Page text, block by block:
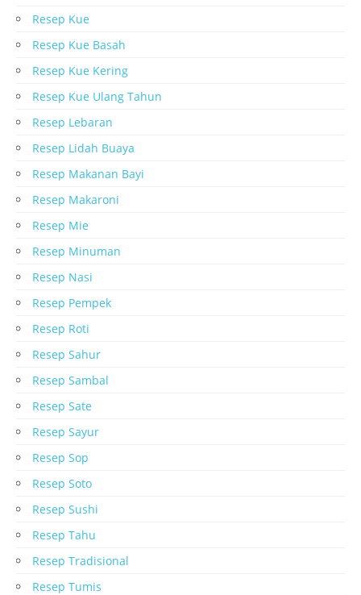
Resep Kue
Resep Kue Basah
Resep Kue Kering
Resep Kue Ulang Tahun
Resep Lebaran
Resep Lidah Buaya
Resep Makanan Bayi
Resep Makaroni
Resep Mie
Resep Minuman
Resep Nasi
Resep Pempek
Resep Roti
Resep Sahur
Resep Sambal
Resep Sate
Resep Sayur
Resep Sop
Resep Soto
Resep Sushi
Resep Tahu
Resep Tradisional
Resep Tumis